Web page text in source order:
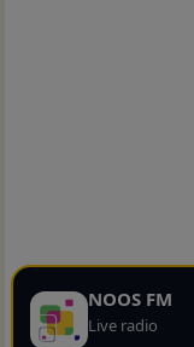
NOOS FM
Live radio